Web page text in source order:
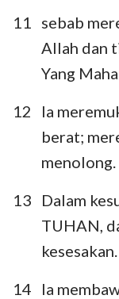
11
sebab
Allah dan
Yang
12
Ia
berat;
menolong.
13
Dalam
TUHAN,
kesesakan.
14
Ia